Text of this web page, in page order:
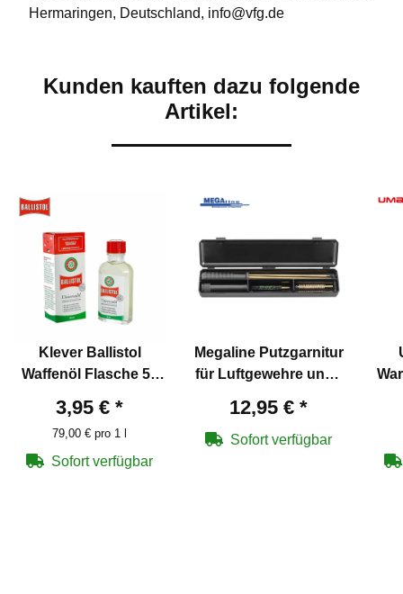
Hermaringen, Deutschland, info@vfg.de
Kunden kauften dazu folgende
Artikel:
Klever Ballistol
Waffenöl Flasche 50
3,95 € *
79,00 € pro 1 l
Sofort verfügbar
Megaline Putzgarnitur
für Luftgewehre und -
12,95 € *
Sofort verfügbar